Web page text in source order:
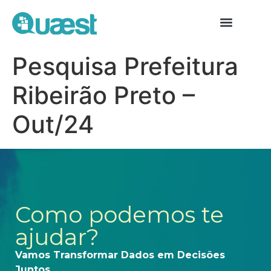
Pesquisa Prefeitura
Ribeirão Preto –
Out/24
Como podemos te
ajudar?
Vamos Transformar Dados em Decisões